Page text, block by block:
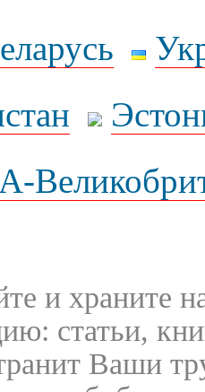
и храните
статьи,
Ваши